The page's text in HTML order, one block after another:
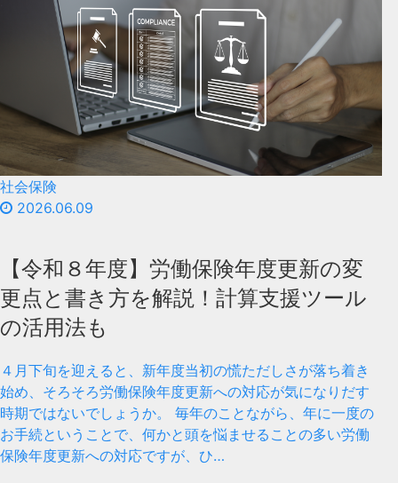
社会保険
2026.06.09
【令和８年度】労働保険年度更新の変
更点と書き方を解説！計算支援ツール
の活用法も
４月下旬を迎えると、新年度当初の慌ただしさが落ち着き
始め、そろそろ労働保険年度更新への対応が気になりだす
時期ではないでしょうか。 毎年のことながら、年に一度の
お手続ということで、何かと頭を悩ませることの多い労働
保険年度更新への対応ですが、ひ…